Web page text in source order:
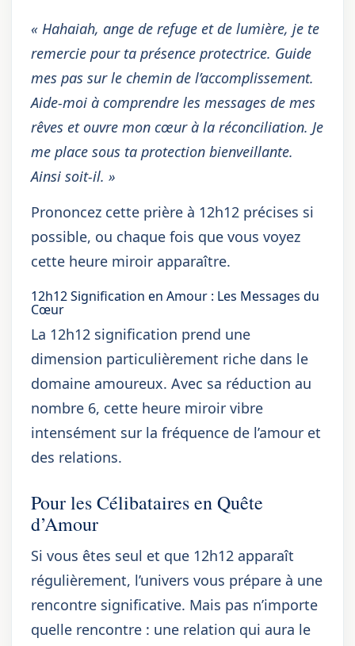
« Hahaiah, ange de refuge et de lumière, je te
remercie pour ta présence protectrice. Guide
mes pas sur le chemin de l’accomplissement.
Aide-moi à comprendre les messages de mes
rêves et ouvre mon cœur à la réconciliation. Je
me place sous ta protection bienveillante.
Ainsi soit-il. »
Prononcez cette prière à 12h12 précises si
possible, ou chaque fois que vous voyez
cette heure miroir apparaître.
12h12 Signification en Amour : Les Messages du
Cœur
La 12h12 signification prend une
dimension particulièrement riche dans le
domaine amoureux. Avec sa réduction au
nombre 6, cette heure miroir vibre
intensément sur la fréquence de l’amour et
des relations.
Pour les Célibataires en Quête
d’Amour
Si vous êtes seul et que 12h12 apparaît
régulièrement, l’univers vous prépare à une
rencontre significative. Mais pas n’importe
quelle rencontre : une relation qui aura le